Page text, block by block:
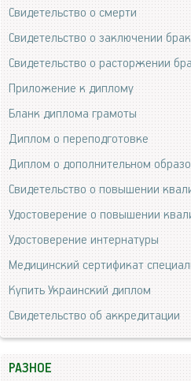
Свидетельство о смерти
Свидетельство о заключении
Свидетельство о расторжении
Приложение к диплому
Бланк диплома грамоты
Диплом о переподготовке
Диплом о дополнительном
Свидетельство о повышении
Удостоверение о повышении
Удостоверение интернатуры
Медицинский сертификат
Купить Украинский диплом
Свидетельство об аккредитации
РАЗНОЕ